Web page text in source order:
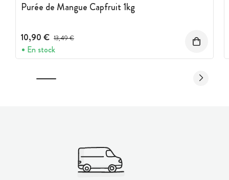
Purée de Mangue Capfruit 1kg
10,90 € Prix avant réduction :
13,49 €
En stock